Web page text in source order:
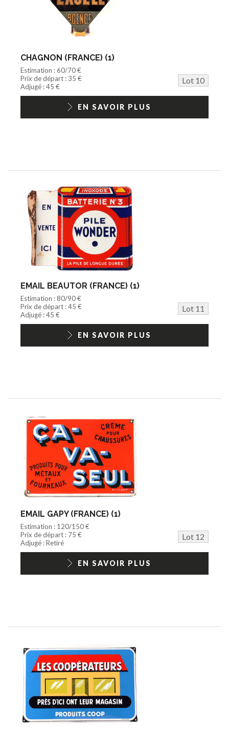
CHAGNON (FRANCE) (1)
Estimation : 60/70 €
Prix de départ : 35 €
Lot 10
Adjugé : 45 €
EN SAVOIR PLUS
EMAIL BEAUTOR (FRANCE) (1)
Estimation : 80/90 €
Prix de départ : 45 €
Lot 11
Adjugé : 45 €
EN SAVOIR PLUS
EMAIL GAPY (FRANCE) (1)
Estimation : 120/150 €
Prix de départ : 75 €
Lot 12
Adjugé : Retiré
EN SAVOIR PLUS